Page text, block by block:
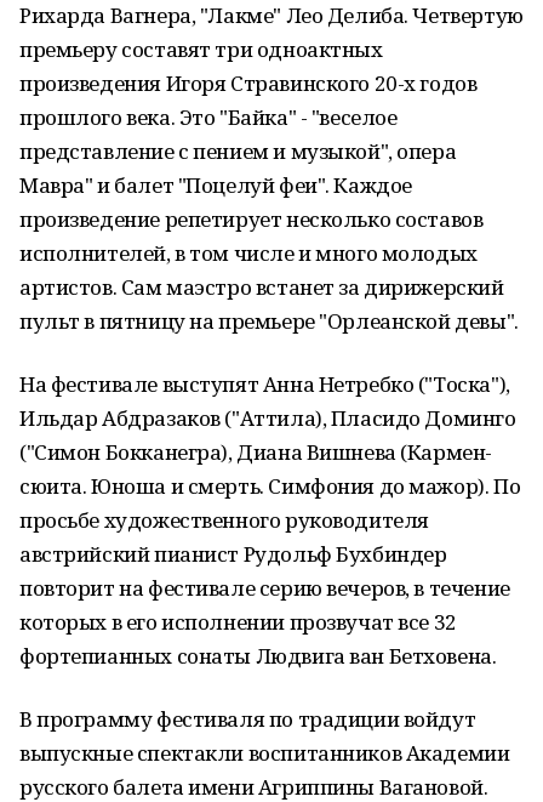
Рихарда Вагнера, "Лакме" Лео Делиба. Четвертую
премьеру составят три одноактных
произведения Игоря Стравинского 20-х годов
прошлого века. Это "Байка" - "веселое
представление с пением и музыкой", опера
Мавра" и балет "Поцелуй феи". Каждое
произведение репетирует несколько составов
исполнителей, в том числе и много молодых
артистов. Сам маэстро встанет за дирижерский
пульт в пятницу на премьере "Орлеанской девы".
На фестивале выступят Анна Нетребко ("Тоска"),
Ильдар Абдразаков ("Аттила), Пласидо Доминго
("Симон Бокканегра), Диана Вишнева (Кармен-
сюита. Юноша и смерть. Симфония до мажор). По
просьбе художественного руководителя
австрийский пианист Рудольф Бухбиндер
повторит на фестивале серию вечеров, в течение
которых в его исполнении прозвучат все 32
фортепианных сонаты Людвига ван Бетховена.
В программу фестиваля по традиции войдут
выпускные спектакли воспитанников Академии
русского балета имени Агриппины Вагановой.